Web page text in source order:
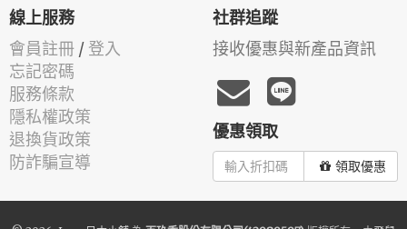
線上服務
會員註冊 / 登入
忘記密碼
服務條款
隱私權政策
退換貨政策
防詐騙宣導
社群追蹤
接收優惠與新產品資訊
優惠領取
領取優惠